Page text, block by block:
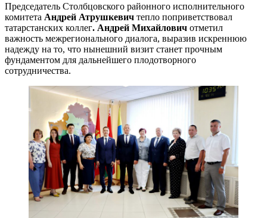
Председатель Столбцовского районного исполнительного
комитета Андрей Атрушкевич тепло поприветствовал
татарстанских коллег. Андрей Михайлович отметил
важность межрегионального диалога, выразив искреннюю
надежду на то, что нынешний визит станет прочным
фундаментом для дальнейшего плодотворного
сотрудничества.